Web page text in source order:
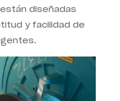
están diseñadas
y facilidad de